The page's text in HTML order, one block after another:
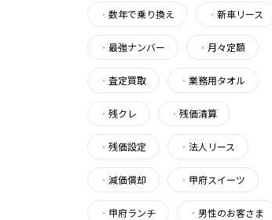
・ 数年で乗り換え ・ 新車リース
・ 最強ナンバー ・ 月々定額
・ 査定買取 ・ 業務用タオル
・ 残クレ ・ 残価清算
・ 残価設定 ・ 法人リース
・ 減価償却 ・ 甲府スイーツ
・ 甲府ランチ ・ 男性のお客さま